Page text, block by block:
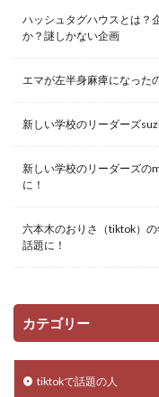
ハッシュタグハウスとは？
か？謎しかない企画
エマが左半身麻痺になった
新しい学校のリーダーズ
新しい学校のリーダーズの
に！
六本木のおりさ（tiktok）
話題に！
カテゴリー
tiktokで話題の人